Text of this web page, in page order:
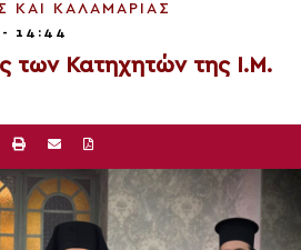
ΚΑΙ ΚΑΛΑΜΑΡΙΆΣ
- 14:44
των Κατηχητών της Ι.Μ.